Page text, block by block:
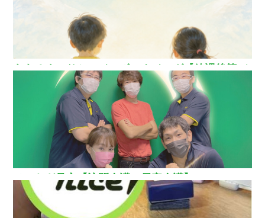
ああるまつりかレインボーウイング【放課後等デ
イサービス】
ひいらぎ足立【訪問介護・居宅介護】